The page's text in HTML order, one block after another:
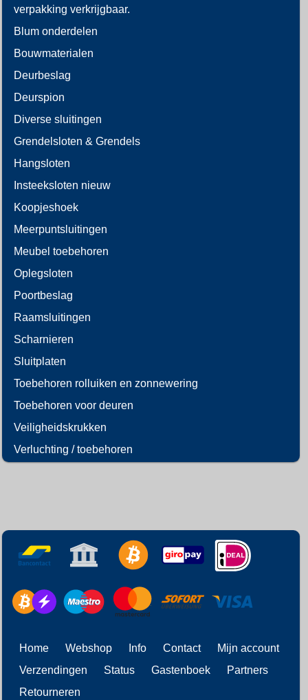
verpakking verkrijgbaar.
Blum onderdelen
Bouwmaterialen
Deurbeslag
Deurspion
Diverse sluitingen
Grendelsloten & Grendels
Hangsloten
Insteeksloten nieuw
Koopjeshoek
Meerpuntsluitingen
Meubel toebehoren
Oplegsloten
Poortbeslag
Raamsluitingen
Scharnieren
Sluitplaten
Toebehoren rolluiken en zonnewering
Toebehoren voor deuren
Veiligheidskrukken
Verluchting / toebehoren
Home Webshop Info Contact
Mijn account
Verzendingen
Status Gastenboek
Partners
Retourneren